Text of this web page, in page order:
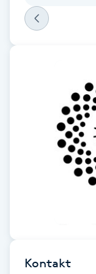
Fransk manikyr
Fransrengöring
Friskvårdsmassage
Kontakt